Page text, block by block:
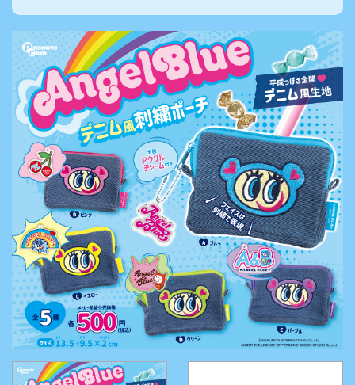
ーナッ
ツクラ
ブのカ
プセル
トイの
Xはこ
ちら
ツ・ク
ラブ
カプセ
ルトイ
メーカ
ーの人
（公
式）のI
nstag
ramは
こちら